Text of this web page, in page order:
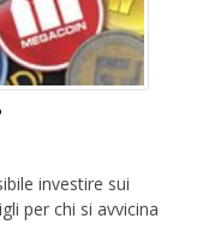
investire sui
per chi si avvicina